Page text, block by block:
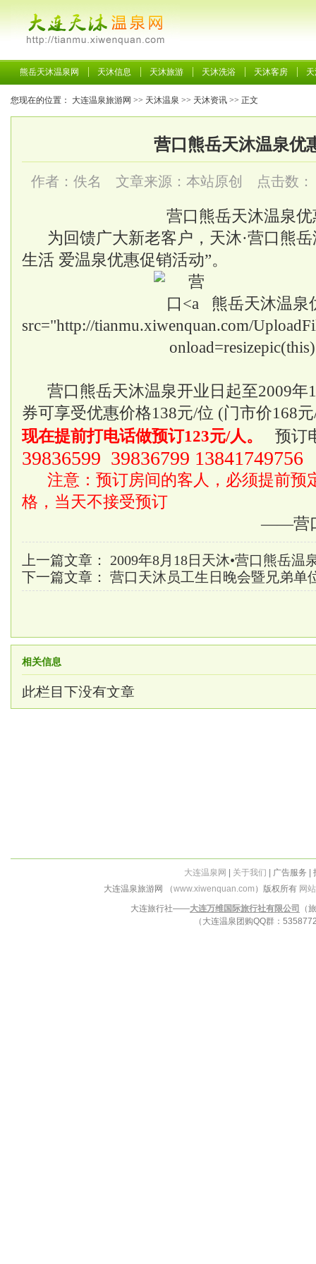
熊岳天沐温泉网 天沐信息 天沐旅游 天沐洗浴 天沐客房
您现在的位置： 大连温泉旅游网 >> 天沐温泉 >> 天沐资讯 >> 正文
营口熊岳天沐温泉优
作者：佚名 文章来源：本站原创 点击数：
营口熊岳天沐温泉优
为回馈广大新老客户，天沐·营口熊
生活 爱温泉优惠促销活动”。
熊岳天沐温泉
src="http://tianmu.xiwenquan.com/
营口熊岳天沐温泉开业日起至2009年
券可享受优惠价格138元/位 (门市价168
现在提前打电话做预订123元/人。
预订
39836599 39836799 13841749756
注意：预订房间的客人，必须提前预
格，当天不接受预订
——营
上一篇文章： 2009年8月18日天沐•营口熊岳温
下一篇文章： 营口天沐员工生日晚会暨兄弟单
相关信息
此栏目下没有文章
大连温泉网 关于我们 | 广告服务 |
大连温泉旅游网 （www.xiwenquan.com ）版权所有 网
大连旅行社——大连万维国际旅行社有限公司
（
（大连温泉团购QQ群：